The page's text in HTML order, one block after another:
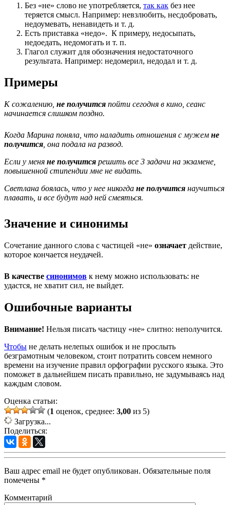
Без «не» слово не употребляется, так как без нее
теряется смысл. Например: невзлюбить, несдобровать,
недоумевать, ненавидеть и т. д.
Есть приставка «недо». К примеру, недосыпать,
недоедать, недомогать и т. п.
Глагол служит для обозначения недостаточного
результата. Например: недомерил, недодал и т. д.
Примеры
К сожалению, не получится пойти сегодня в кино, сеанс
начинается слишком поздно.
Когда Марина поняла, что наладить отношения с мужем не
получится , она подала на развод.
Если у меня не получится решить все 3 задачи на экзамене,
повышенной стипендии мне не видать.
Светлана боялась, что у нее никогда не получится научиться
плавать, и все будут над ней смеяться.
Значение и синонимы
Сочетание данного слова с частицей «не» означает действие,
которое кончается неудачей.
В качестве синонимов к нему можно использовать: не
удастся, не хватит сил, не выйдет.
Ошибочные варианты
Внимание! Нельзя писать частицу «не» слитно: неполучится.
Чтобы не делать нелепых ошибок и не прослыть
безграмотным человеком, стоит потратить совсем немного
времени на изучение правил орфографии русского языка. Это
поможет в дальнейшем писать правильно, не задумываясь над
каждым словом.
Оценка статьи:
(1 оценок, среднее: 3,00 из 5)
Загрузка...
Поделиться:
Ваш адрес email не будет опубликован. Обязательные поля
помечены *
Комментарий